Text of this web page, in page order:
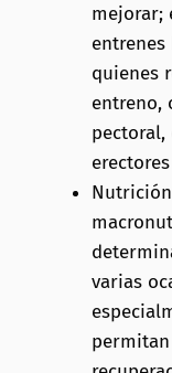
mejorar;
quienes
entreno,
varias